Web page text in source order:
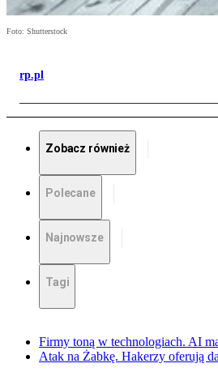
Foto: Shutterstock
rp.pl
Zobacz również
Polecane
Najnowsze
Tagi
Firmy toną w technologiach. AI
Atak na Żabkę. Hakerzy oferują